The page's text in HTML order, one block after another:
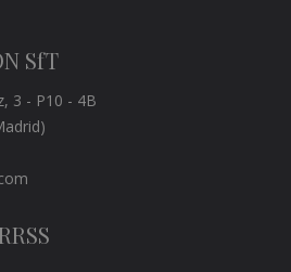
SfT
3 - P10 - 4B